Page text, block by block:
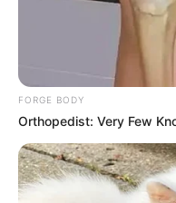
FORGE BODY
Orthopedist: Very Few